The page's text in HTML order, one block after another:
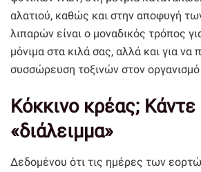
αλατιού, καθώς και στην αποφυγή
λιπαρών είναι ο μοναδικός τρόπος
μόνιμα στα κιλά σας, αλλά και για να
συσσώρευση τοξινών στον
Κόκκινο κρέας; Κάντε
«διάλειμμα»
Δεδομένου ότι τις ημέρες των